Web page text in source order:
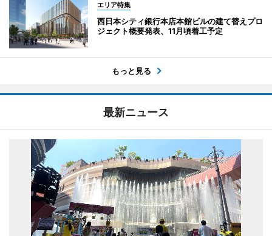
エリア特集
西日本シティ銀行本店本館ビルの建て替えプロ
ジェクト概要発表、11月頃着工予定
もっと見る
最新ニュース